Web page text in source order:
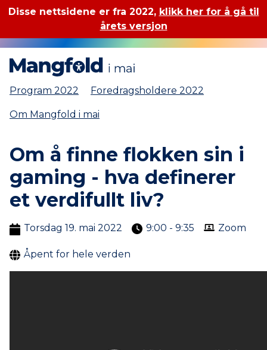
Disse nettsidene er fra 2022, klikk her for å gå til
årets versjon
Program 2022 Foredragsholdere 2022
Om Mangfold i mai
Om å finne flokken sin i
gaming - hva definerer
et verdifullt liv?
Torsdag 19. mai 2022 9:00 - 9:35 Zoom
Åpent for hele verden